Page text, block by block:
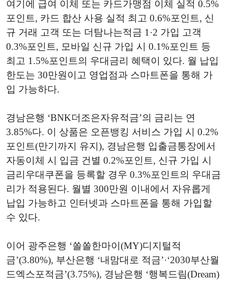
여기에 급여 이체 또는 카드가맹점 이체 실적 0.5%
포인트, 카드 합산 사용 실적 최고 0.6%포인트, 신
규 거래 고객 또는 더탐나는적금 1·2 가입 고객
0.3%포인트, 모바일 신규 가입 시 0.1%포인트 등
최고 1.5%포인트의 우대금리 혜택이 있다. 월 납입
한도는 30만원이고 영업점과 스마트폰을 통해 가
입 가능하다.
경남은행 ‘BNK더조은자유적금’의 금리는 연
3.85%다. 이 상품은 오픈뱅킹 서비스 가입 시 0.2%
포인트(만기까지 유지), 경남은행 입출금통장에서
자동이체 시 입금 건별 0.2%포인트, 신규 가입 시
금리우대쿠폰을 등록할 경우 0.3%포인트의 우대금
리가 적용된다. 월별 300만원 이내에서 자유롭게
납입 가능하고 인터넷과 스마트폰을 통해 가입할
수 있다.
이어 광주은행 ‘쏠쏠한마이(MY)디지털적
금’(3.80%), 부산은행 ‘내맘대로 적금’·‘2030부산월
드엑스포적금’(3.75%), 경남은행 ‘행복드림(Dream)